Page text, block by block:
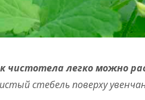
чистотела легко можно
стебель поверху